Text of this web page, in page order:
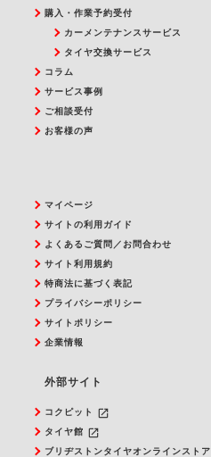
購入・作業予約受付
カーメンテナンスサービス
タイヤ交換サービス
コラム
サービス事例
ご相談受付
お客様の声
マイページ
サイトの利用ガイド
よくあるご質問／お問合わせ
サイト利用規約
特商法に基づく表記
プライバシーポリシー
サイトポリシー
企業情報
外部サイト
コクピット launch
タイヤ館 launch
ブリヂストンタイヤオンラインストア